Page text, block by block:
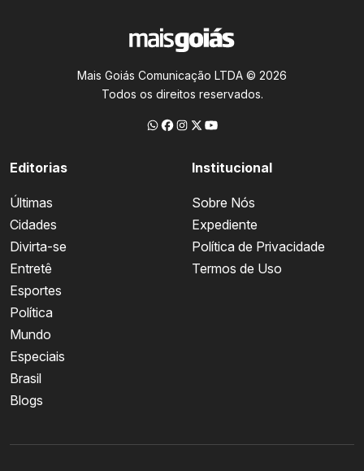
Mais Goiás Comunicação LTDA © 2026
Todos os direitos reservados.
Editorias
Últimas
Cidades
Divirta-se
Entretê
Esportes
Política
Mundo
Especiais
Brasil
Blogs
Institucional
Sobre Nós
Expediente
Política de Privacidade
Termos de Uso